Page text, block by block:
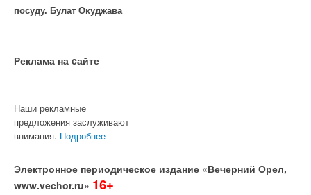
посуду. Булат Окуджава
Реклама на cайте
Наши рекламные
предложения заслуживают
внимания. Подробнее
Электронное периодическое издание «Вечерний Орел,
www.vechor.ru» 16+